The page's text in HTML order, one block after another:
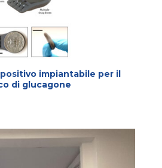
impiantabile per il
di glucagone